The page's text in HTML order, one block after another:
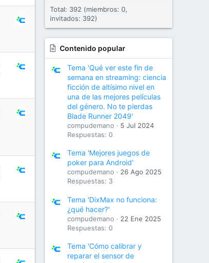
Total: 392 (miembros: 0,
invitados: 392)
Contenido popular
Tema 'Qué ver este fin de
semana en streaming: ciencia
ficción de altísimo nivel en
una de las mejores películas
del género. No te pierdas
Blade Runner 2049'
compudemano
5 Jul 2024
Respuestas: 0
Tema 'Mejores juegos de
poker para Android'
compudemano
26 Ago 2025
Respuestas: 3
Tema 'DixMax no funciona:
¿qué hacer?'
compudemano
22 Ene 2025
Respuestas: 0
Tema 'Cómo calibrar y
reparar el sensor de